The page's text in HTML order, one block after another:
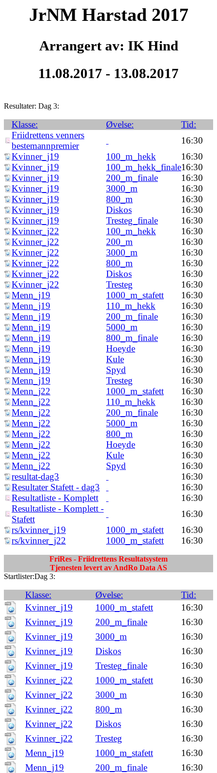
JrNM Harstad 2017
Arrangert av: IK Hind
11.08.2017 - 13.08.2017
Resultater: Dag 3:
Klasse: Øvelse:
Tid:
Friidrettens venners
bestemannpremier
16:30
Kvinner_j19
100_m_hekk
16:30
Kvinner_j19
100_m_hekk_finale16:30
Kvinner_j19
200_m_finale
16:30
Kvinner_j19
3000_m
16:30
Kvinner_j19
800_m
16:30
Kvinner_j19
Diskos
16:30
Kvinner_j19
Tresteg_finale
16:30
Kvinner_j22
100_m_hekk
16:30
Kvinner_j22
200_m
16:30
Kvinner_j22
3000_m
16:30
Kvinner_j22
800_m
16:30
Kvinner_j22
Diskos
16:30
Kvinner_j22
Tresteg
16:30
Menn_j19
1000_m_stafett
16:30
Menn_j19
110_m_hekk
16:30
Menn_j19
200_m_finale
16:30
Menn_j19
5000_m
16:30
Menn_j19
800_m_finale
16:30
Menn_j19
Hoeyde
16:30
Menn_j19
Kule
16:30
Menn_j19
Spyd
16:30
Menn_j19
Tresteg
16:30
Menn_j22
1000_m_stafett
16:30
Menn_j22
110_m_hekk
16:30
Menn_j22
200_m_finale
16:30
Menn_j22
5000_m
16:30
Menn_j22
800_m
16:30
Menn_j22
Hoeyde
16:30
Menn_j22
Kule
16:30
Menn_j22
Spyd
16:30
resultat-dag3
16:30
Resultater Stafett - dag3
16:30
Resultatliste - Komplett
16:30
Resultatliste - Komplett -
Stafett
16:30
rs/kvinner_j19
1000_m_stafett
16:30
rs/kvinner_j22
1000_m_stafett 16:30
FriRes - Friidrettens Resultatsystem
Tjenesten levert av AndRo Data AS
Startlister:Dag 3:
Klasse: Øvelse:
Tid:
Kvinner_j19
1000_m_stafett
16:30
Kvinner_j19
200_m_finale
16:30
Kvinner_j19
3000_m
16:30
Kvinner_j19
Diskos
16:30
Kvinner_j19
Tresteg_finale
16:30
Kvinner_j22
1000_m_stafett
16:30
Kvinner_j22
3000_m
16:30
Kvinner_j22
800_m
16:30
Kvinner_j22
Diskos
16:30
Kvinner_j22
Tresteg
16:30
Menn_j19
1000_m_stafett
16:30
Menn_j19
200_m_finale
16:30